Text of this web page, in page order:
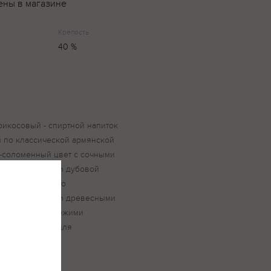
в магазине
Крепость
40 %
- спиртной напиток
классической армянской
соломенный цвет с сочными
ванили и дубовой
со
и терпкими древесными
закусками, свежими
для